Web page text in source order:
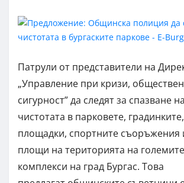
Патрули от представители на
„Управление при кризи,
сигурност” да следят за спазване
чистотата в парковете,
площадки, спортните съоръжения
площи на територията на
комплекси на град Бургас. Това